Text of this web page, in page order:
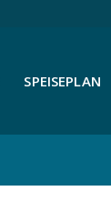
SPEISEPLAN